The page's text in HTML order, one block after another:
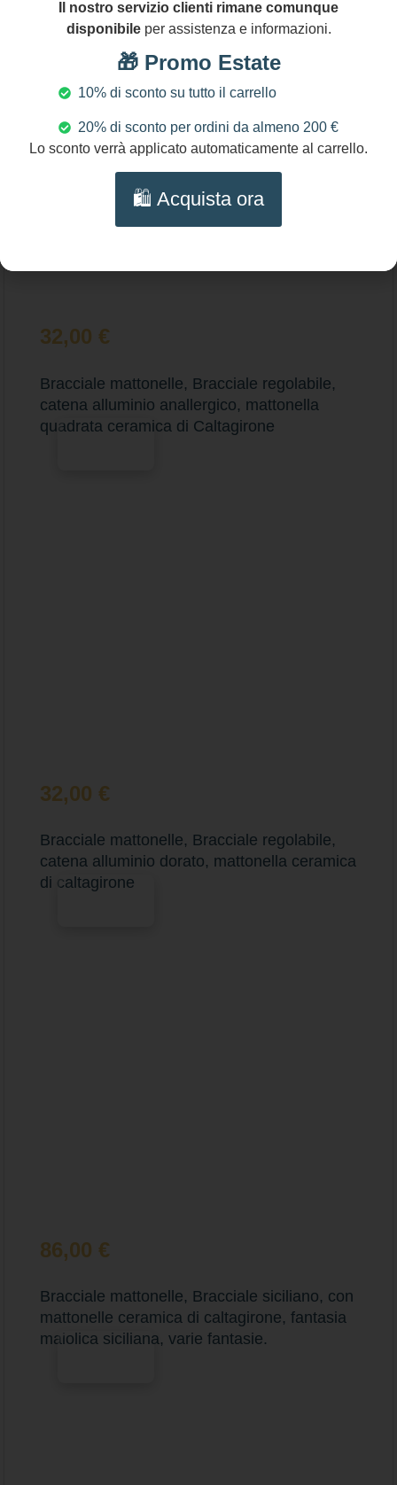
32,00 €
Bracciale mattonelle, Bracciale regolabile,
catena alluminio anallergico, mattonella
quadrata ceramica di Caltagirone
32,00 €
Bracciale mattonelle, Bracciale regolabile,
catena alluminio dorato, mattonella ceramica
di caltagirone
86,00 €
Bracciale mattonelle, Bracciale siciliano, con
mattonelle ceramica di caltagirone, fantasia
maiolica siciliana, varie fantasie.
Il nostro servizio clienti rimane comunque
disponibileper assistenza e informazioni.
🎁 Promo Estate
10% di sconto su tutto il carrello
20% di sconto per ordini da almeno 200 €
Lo sconto verrà applicato automaticamente al carrello.
🛍️ Acquista ora